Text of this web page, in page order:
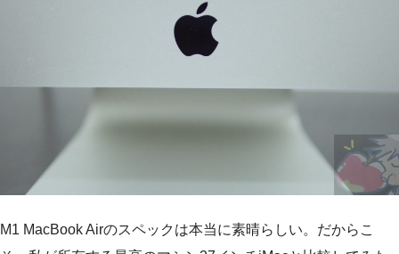
M1 MacBook Airのスペックは本当に素晴らしい。だからこ